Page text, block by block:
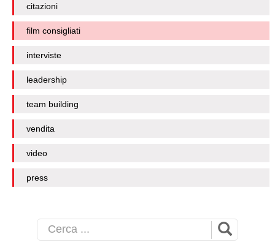
citazioni
film consigliati
interviste
leadership
team building
vendita
video
press